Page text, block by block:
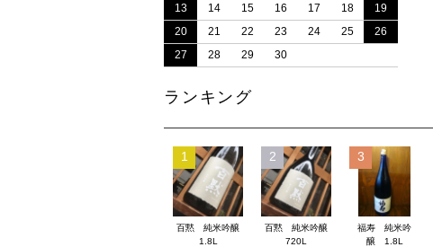
13
14 15 16 17 18
19
20
21 22 23 24 25
26
27
28 29 30
ランキング
1
百黙 純米吟醸
1.8L
2
百黙 純米吟醸
720L
3
福寿 純米吟
醸 1.8L